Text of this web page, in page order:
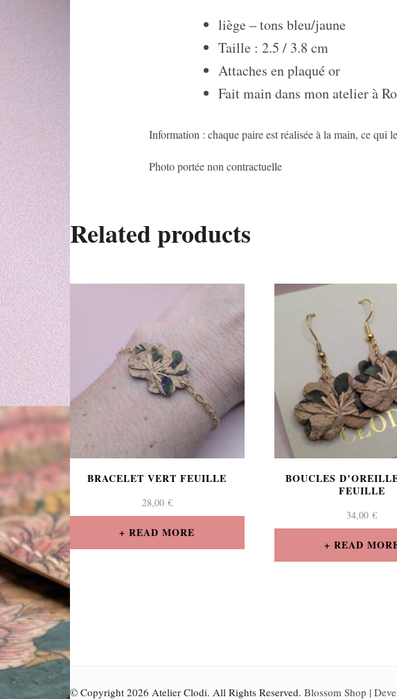
liège – tons bleu/jaune
Taille : 2.5 / 3.8 cm
Attaches en plaqué or
Fait main dans mon atelier à
Information : chaque paire est réalisée à la main, ce qui
Photo portée non contractuelle
Related products
BRACELET VERT FEUILLE
28,00 €
READ MORE
BOUCLES
FEUILLE
34,00€
READ
© Copyright 2026 Atelier Clodi. All Rights Reserved. Blossom Shop |